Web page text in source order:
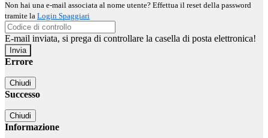
Non hai una e-mail associata al nome utente? Effettua il reset della password
tramite la Login Spaggiari
E-mail inviata, si prega di controllare la casella di posta elettronica!
Errore
Chiudi
Successo
Chiudi
Informazione